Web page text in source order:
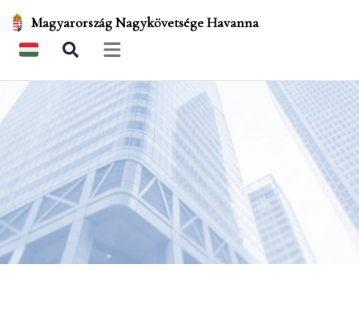
Magyarország Nagykövetsége Havanna
Open main menu